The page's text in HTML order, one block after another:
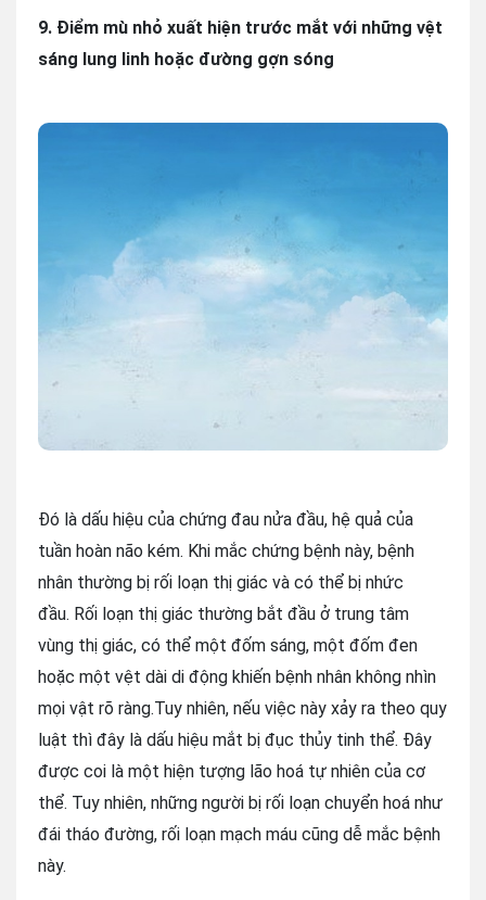
9. Điểm mù nhỏ xuất hiện trước mắt với những vệt
sáng lung linh hoặc đường gợn sóng
Đó là dấu hiệu của chứng đau nửa đầu, hệ quả của
tuần hoàn não kém. Khi mắc chứng bệnh này, bệnh
nhân thường bị rối loạn thị giác và có thể bị nhức
đầu. Rối loạn thị giác thường bắt đầu ở trung tâm
vùng thị giác, có thể một đốm sáng, một đốm đen
hoặc một vệt dài di động khiến bệnh nhân không nhìn
mọi vật rõ ràng.Tuy nhiên, nếu việc này xảy ra theo quy
luật thì đây là dấu hiệu mắt bị đục thủy tinh thể. Đây
được coi là một hiện tượng lão hoá tự nhiên của cơ
thể. Tuy nhiên, những người bị rối loạn chuyển hoá như
đái tháo đường, rối loạn mạch máu cũng dễ mắc bệnh
này.